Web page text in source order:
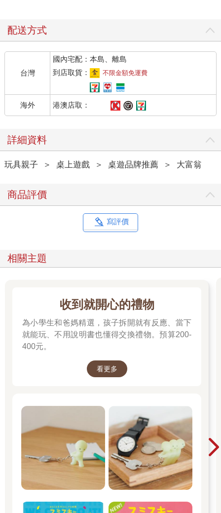
配送方式
台灣
國內宅配：本島、離島
到店取貨：
不限金額免運費
海外 港澳店取：
詳細資料
玩具親子 ＞ 桌上遊戲 ＞ 桌遊品牌推薦 ＞ 大富翁
商品評價
寫評價
相關主題
收到就開心的禮物
為小學生和爸媽精選，孩子拆開就有反應、當下
就能玩、不用說明書也懂得交換禮物。預算200-
400元。
看更多